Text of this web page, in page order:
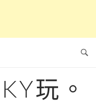
玩。